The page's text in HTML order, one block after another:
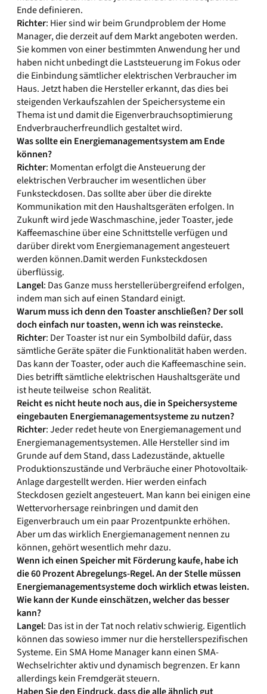
Ende definieren.
Richter: Hier sind wir beim Grundproblem der Home
Manager, die derzeit auf dem Markt angeboten werden.
Sie kommen von einer bestimmten Anwendung her und
haben nicht unbedingt die Laststeuerung im Fokus oder
die Einbindung sämtlicher elektrischen Verbraucher im
Haus. Jetzt haben die Hersteller erkannt, das dies bei
steigenden Verkaufszahlen der Speichersysteme ein
Thema ist und damit die Eigenverbrauchsoptimierung
Endverbraucherfreundlich gestaltet wird.
Was sollte ein Energiemanagementsystem am Ende
können?
Richter: Momentan erfolgt die Ansteuerung der
elektrischen Verbraucher im wesentlichen über
Funksteckdosen. Das sollte aber über die direkte
Kommunikation mit den Haushaltsgeräten erfolgen. In
Zukunft wird jede Waschmaschine, jeder Toaster, jede
Kaffeemaschine über eine Schnittstelle verfügen und
darüber direkt vom Energiemanagement angesteuert
werden können.Damit werden Funksteckdosen
überflüssig.
Langel: Das Ganze muss herstellerübergreifend erfolgen,
indem man sich auf einen Standard einigt.
Warum muss ich denn den Toaster anschließen? Der soll
doch einfach nur toasten, wenn ich was reinstecke.
Richter: Der Toaster ist nur ein Symbolbild dafür, dass
sämtliche Geräte später die Funktionalität haben werden.
Das kann der Toaster, oder auch die Kaffeemaschine sein.
Dies betrifft sämtliche elektrischen Haushaltsgeräte und
ist heute teilweise schon Realität.
Reicht es nicht heute noch aus, die in Speichersysteme
eingebauten Energiemanagementsysteme zu nutzen?
Richter: Jeder redet heute von Energiemanagement und
Energiemanagementsystemen. Alle Hersteller sind im
Grunde auf dem Stand, dass Ladezustände, aktuelle
Produktionszustände und Verbräuche einer Photovoltaik-
Anlage dargestellt werden. Hier werden einfach
Steckdosen gezielt angesteuert. Man kann bei einigen eine
Wettervorhersage reinbringen und damit den
Eigenverbrauch um ein paar Prozentpunkte erhöhen.
Aber um das wirklich Energiemanagement nennen zu
können, gehört wesentlich mehr dazu.
Wenn ich einen Speicher mit Förderung kaufe, habe ich
die 60 Prozent Abregelungs-Regel. An der Stelle müssen
Energiemanagementsysteme doch wirklich etwas leisten.
Wie kann der Kunde einschätzen, welcher das besser
kann?
Langel: Das ist in der Tat noch relativ schwierig. Eigentlich
können das sowieso immer nur die herstellerspezifischen
Systeme. Ein SMA Home Manager kann einen SMA-
Wechselrichter aktiv und dynamisch begrenzen. Er kann
allerdings kein Fremdgerät steuern.